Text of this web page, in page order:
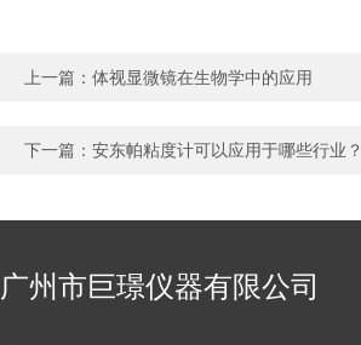
上一篇： 体视显微镜在生物学中的应用
下一篇： 安东帕粘度计可以应用于哪些行业？
广州市巨璟仪器有限公司